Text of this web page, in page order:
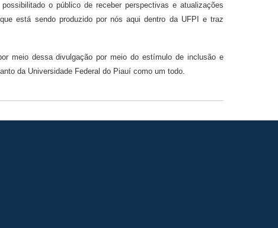
o público de receber perspectivas e atualizações
está sendo produzido por nós aqui dentro da UFPI e traz
meio dessa divulgação por meio do estímulo de inclusão e
da Universidade Federal do Piauí como um todo.